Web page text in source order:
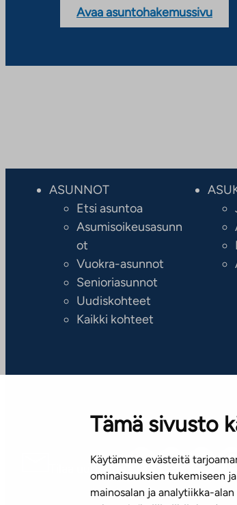
Tämä sivusto
Käytämme evästeitä
ominaisuuksien tukemiseen
mainosalan ja analytiikka-
Avaa asuntohakemussivu
ASUNNOT
Etsi asuntoa
Asumisoikeusasunn
ot
Vuokra-asunnot
Senioriasunnot
Uudiskohteet
Kaikki kohteet
Tilaa uutiskirje